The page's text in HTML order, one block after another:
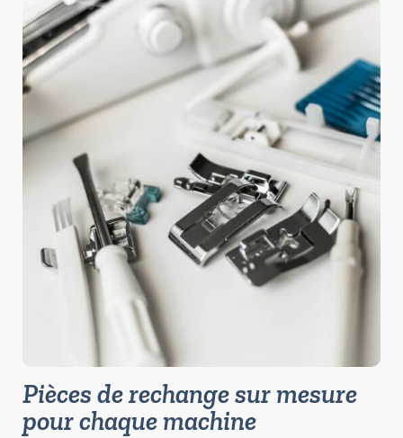
Pièces de rechange sur mesure
pour chaque machine